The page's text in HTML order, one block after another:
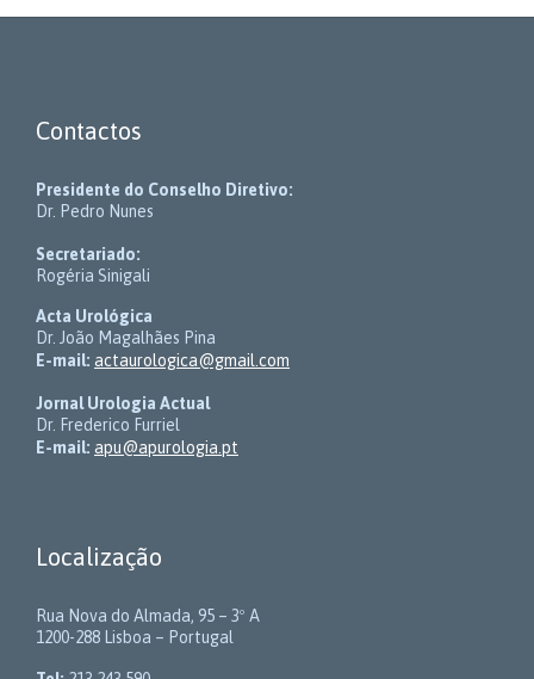
Contactos
Presidente do Conselho Diretivo:
Dr. Pedro Nunes
Secretariado:
Rogéria Sinigali
Acta Urológica
Dr. João Magalhães Pina
E-mail: actaurologica@gmail.com
Jornal Urologia Actual
Dr. Frederico Furriel
E-mail: apu@apurologia.pt
Localização
Rua Nova do Almada, 95 – 3º A
1200-288 Lisboa – Portugal